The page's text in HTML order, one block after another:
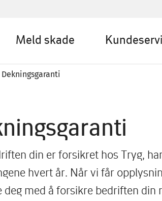
Meld skade
Dekningsgaranti
din er forsikret hos Tryg,
hvert år. Når vi får
deg med å forsikre bedriften din